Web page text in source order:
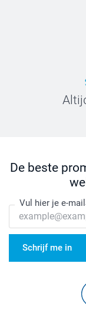
De beste
Vul hier je e-
Schrijf me in